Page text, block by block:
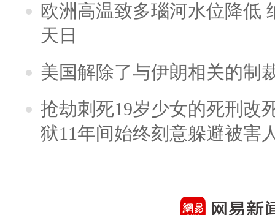
欧洲高温致多瑙河水位降低
天日
美国解除了与伊朗相关的制
抢劫刺死19岁少女的死刑改
狱11年间始终刻意躲避被害